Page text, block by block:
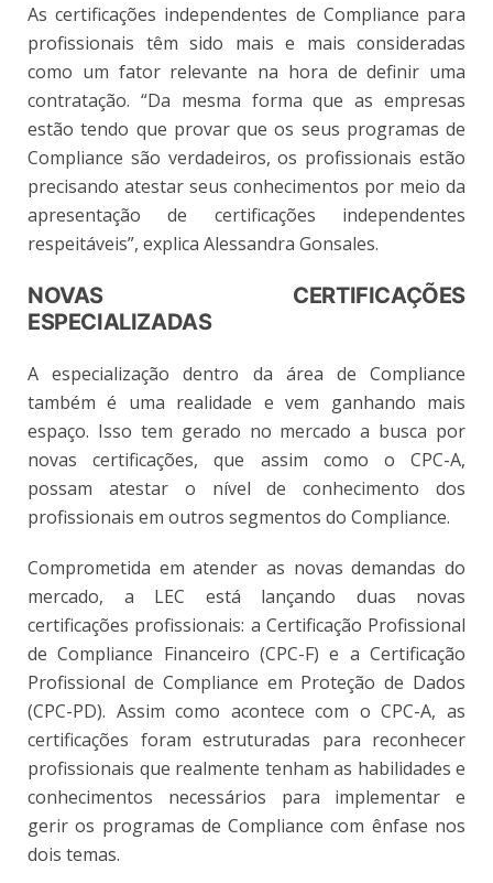
As certificações independentes de Compliance para
profissionais têm sido mais e mais consideradas
como um fator relevante na hora de definir uma
contratação. “Da mesma forma que as empresas
estão tendo que provar que os seus programas de
Compliance são verdadeiros, os profissionais estão
precisando atestar seus conhecimentos por meio da
apresentação de certificações independentes
respeitáveis”, explica Alessandra Gonsales.
NOVAS CERTIFICAÇÕES
ESPECIALIZADAS
A especialização dentro da área de Compliance
também é uma realidade e vem ganhando mais
espaço. Isso tem gerado no mercado a busca por
novas certificações, que assim como o CPC-A,
possam atestar o nível de conhecimento dos
profissionais em outros segmentos do Compliance.
Comprometida em atender as novas demandas do
mercado, a LEC está lançando duas novas
certificações profissionais: a Certificação Profissional
de Compliance Financeiro (CPC-F) e a Certificação
Profissional de Compliance em Proteção de Dados
(CPC-PD). Assim como acontece com o CPC-A, as
certificações foram estruturadas para reconhecer
profissionais que realmente tenham as habilidades e
conhecimentos necessários para implementar e
gerir os programas de Compliance com ênfase nos
dois temas.